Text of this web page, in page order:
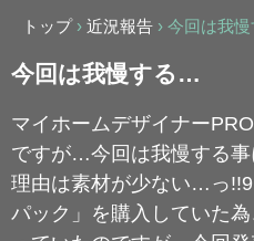
トップ › 近況報告 › 今回は我
今回は我慢する…
マイホームデザイナー
ですが…今回は我慢する事
理由は素材が少ない…っ
パック」を購入していた